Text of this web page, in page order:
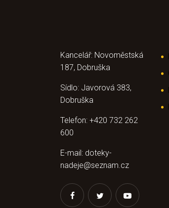
Kancelář: Novoměstská
187, Dobruška
Sídlo: Javorová 383,
Dobruška
Telefon: +420 732 262
600
E-mail: doteky-
nadeje@seznam.cz